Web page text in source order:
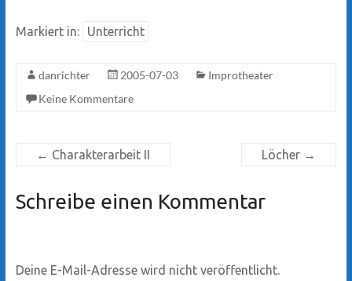
Markiert in: Unterricht
danrichter 2005-07-03
Improtheater
Keine Kommentare
← Charakterarbeit II Löcher →
Schreibe einen Kommentar
Deine E-Mail-Adresse wird nicht veröffentlicht.